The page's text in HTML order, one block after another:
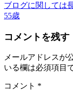
ブログに関しては
55歳
コメントを残す
メールアドレスが
いる欄は必須項目
コメント *